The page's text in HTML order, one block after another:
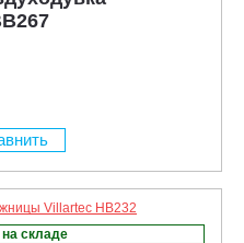
складе